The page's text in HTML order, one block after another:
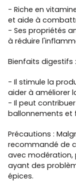
- Riche en
et aide à
- Ses propriétés
à réduire
Bienfaits digestifs :
- Il stimule la
aider à améliorer
- Il peut
ballonnements et
Précautions :
recommandé de
avec modération,
ayant des
épices.